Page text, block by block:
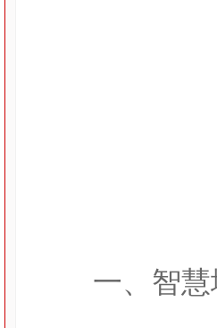
一、智慧